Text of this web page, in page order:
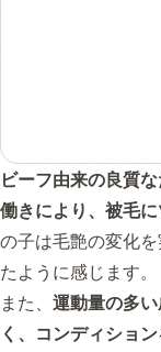
ビーフ由来の良質
働きにより、被毛に
の子は毛艶の変化
たように感じます。
また、 運動量の多
く、コンディショ